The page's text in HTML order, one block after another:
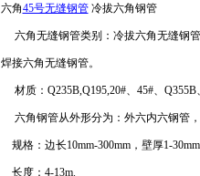
六角45号无缝钢管冷拔六角钢管
六角无缝钢管类别：冷拔六角无缝钢
焊接六角无缝钢管。
材质：Q235B,Q195,20#、45#、Q355B
六角钢管从外形分为：外六内六钢管，
规格：边长10mm-300mm，壁厚1-
长度：4-13m.